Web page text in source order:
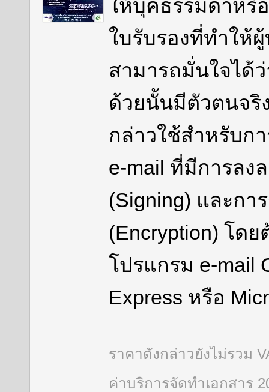
ให้บุคธรรมดาหรื
ใบรับรองที่ทำให้
สามารถมั่นใจได้
ด้วยนั้นมีตัวตนจริ
กล่าวใช้สำหรับก
e-mail ที่มีการลง
(Signing) และกา
(Encryption) โด
โปรแกรม e-mail
Express หรือ
ราคาดังกล่าวยังไม่รวม
ค่าบริการจัดทำเอกสาร